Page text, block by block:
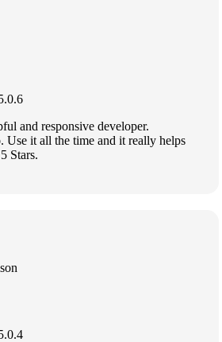
and responsive developer.
Use it all the time and it really helps
Stars.